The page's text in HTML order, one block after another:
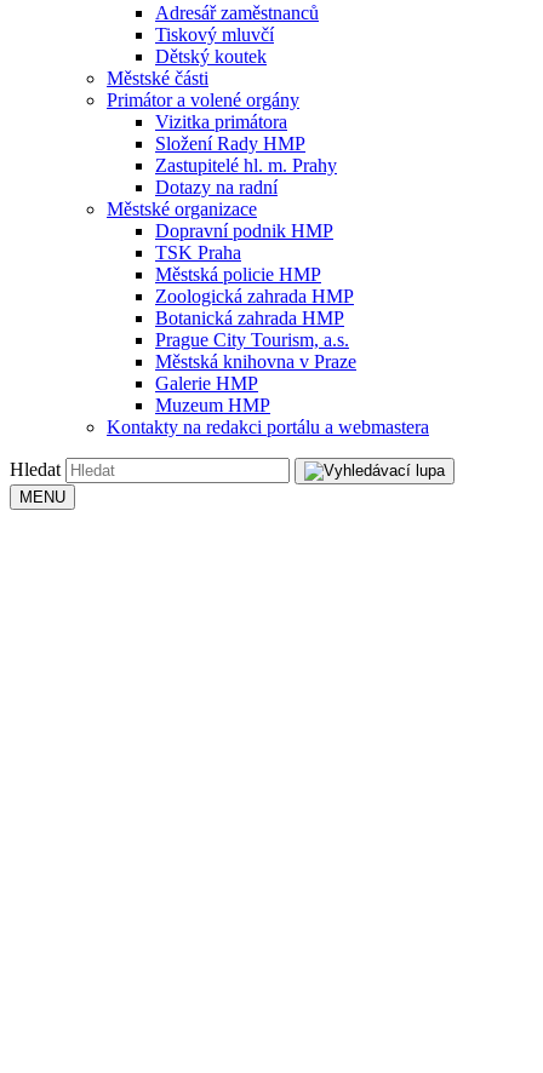
Adresář zaměstnanců
Tiskový mluvčí
Dětský koutek
Městské části
Primátor a volené orgány
Vizitka primátora
Složení Rady HMP
Zastupitelé hl. m. Prahy
Dotazy na radní
Městské organizace
Dopravní podnik HMP
TSK Praha
Městská policie HMP
Zoologická zahrada HMP
Botanická zahrada HMP
Prague City Tourism, a.s.
Městská knihovna v Praze
Galerie HMP
Muzeum HMP
Kontakty na redakci portálu a webmastera
Hledat
MENU